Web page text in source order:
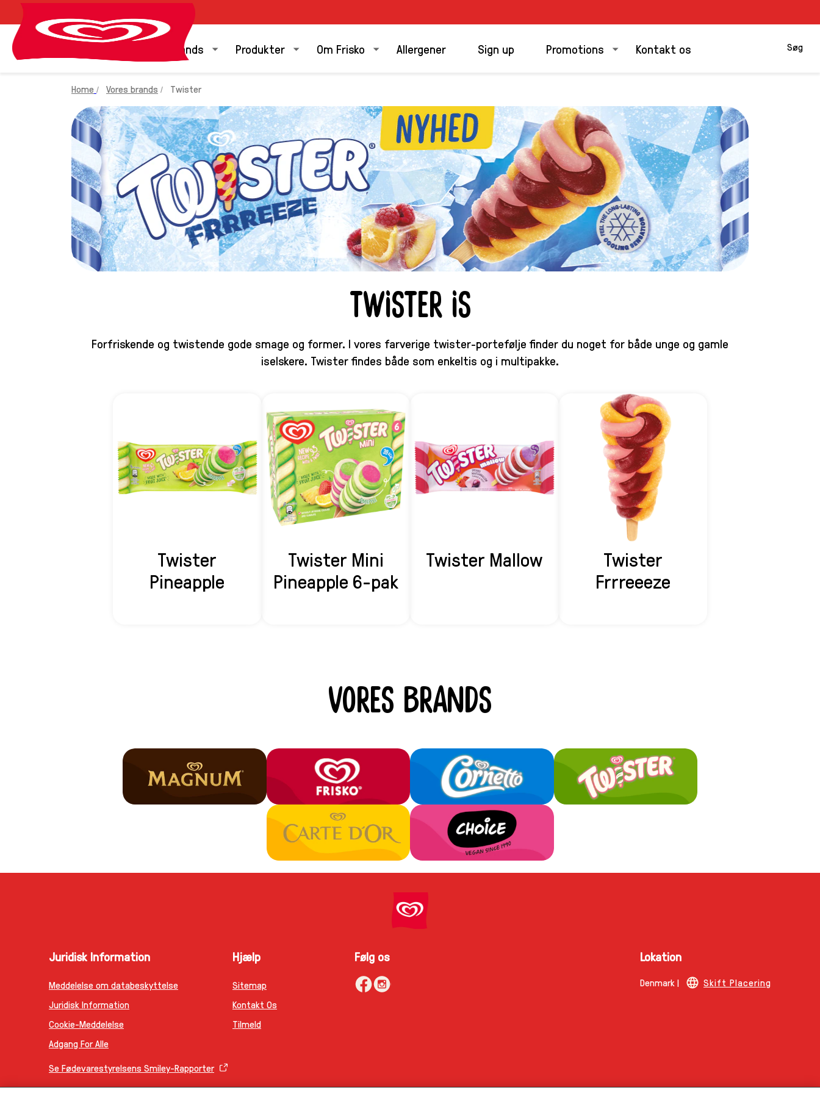
Vores brands Produkter Om Frisko Allergener Sign up Promotions Kontakt os Søg
Home Vores brands Twister
TWISTER IS
Forfriskende og twistende gode smage og former. I vores farverige twister-portefølje finder du noget for både unge og gamle
iselskere. Twister findes både som enkeltis og i multipakke.
Twister
Pineapple
Twister Mini
Pineapple 6-pak
Twister Mallow
Twister
Frrreeeze
VORES BRANDS
Juridisk Information
Meddelelse om databeskyttelse
Juridisk Information
Cookie-Meddelelse
Adgang For Alle
Se Fødevarestyrelsens Smiley-Rapporter
Hjælp
Sitemap
Kontakt Os
Tilmeld
Følg os Lokation
Denmark | Skift Placering